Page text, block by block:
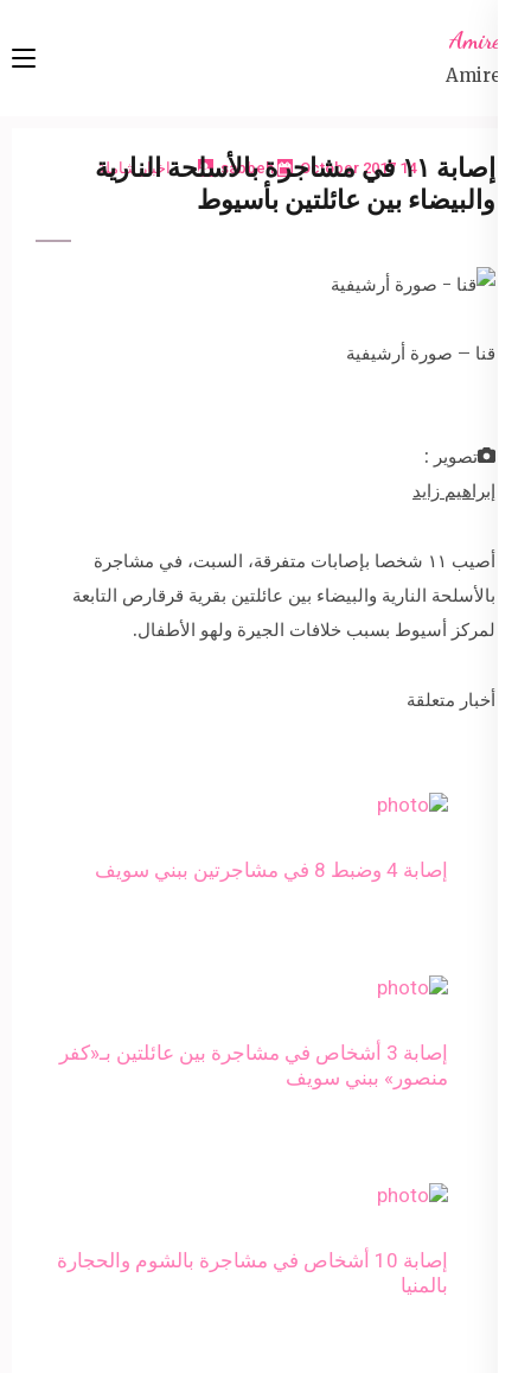
content
Enter)
Amireta
Amireta
14 October 2017
sabbeh اخبار شاملة
إصابة ١١ في مشاجرة بالأسلحة النارية
والبيضاء بين عائلتين بأسيوط
قنا – صورة أرشيفية
تصوير :
إبراهيم زايد
أصيب ١١ شخصا بإصابات متفرقة، السبت، في مشاجرة
بالأسلحة النارية والبيضاء بين عائلتين بقرية قرقارص التابعة
لمركز أسيوط بسبب خلافات الجيرة ولهو الأطفال.
أخبار متعلقة
إصابة 4 وضبط 8 في مشاجرتين ببني سويف
إصابة 3 أشخاص في مشاجرة بين عائلتين بـ«كفر
منصور» ببني سويف
إصابة 10 أشخاص في مشاجرة بالشوم والحجارة
بالمنيا